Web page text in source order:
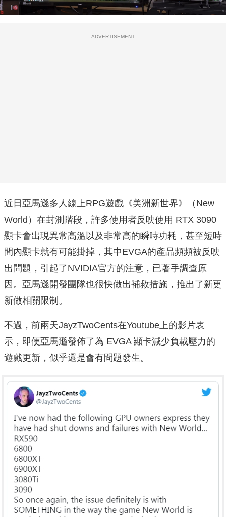
ADVERTISEMENT
近日亞馬遜多人線上RPG遊戲《美洲新世界》（New
World）在封測階段，許多使用者反映使用 RTX 3090
顯卡會出現異常高溫以及非常高的瞬時功耗，甚至短時
間內顯卡就有可能掛掉，其中EVGA的產品頻頻被反映
出問題，引起了NVIDIA官方的注意，已著手調查原
因。亞馬遜開發團隊也很快做出補救措施，推出了新更
新做相關限制。
不過，前兩天JayzTwoCents在Youtube上的影片表
示，即便亞馬遜發佈了為 EVGA 顯卡減少負載壓力的
遊戲更新，似乎還是會有問題發生。